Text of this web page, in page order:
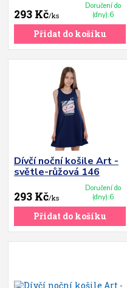
293 Kč/ks
Doručení do
(dny):6
Přidat do košíku
Dívčí noční košile Art -
světle-růžová 146
293 Kč/ks
Doručení do
(dny):6
Přidat do košíku